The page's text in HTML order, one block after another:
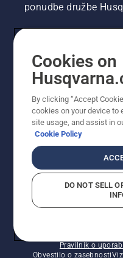
ponudbe družbe
Pravilnik o
Obvestilo o zasebnosti
Cookies on
By clicking “Accept
cookies on your device to
site usage, and assist in
Cookie Policy
DO NOT SELL